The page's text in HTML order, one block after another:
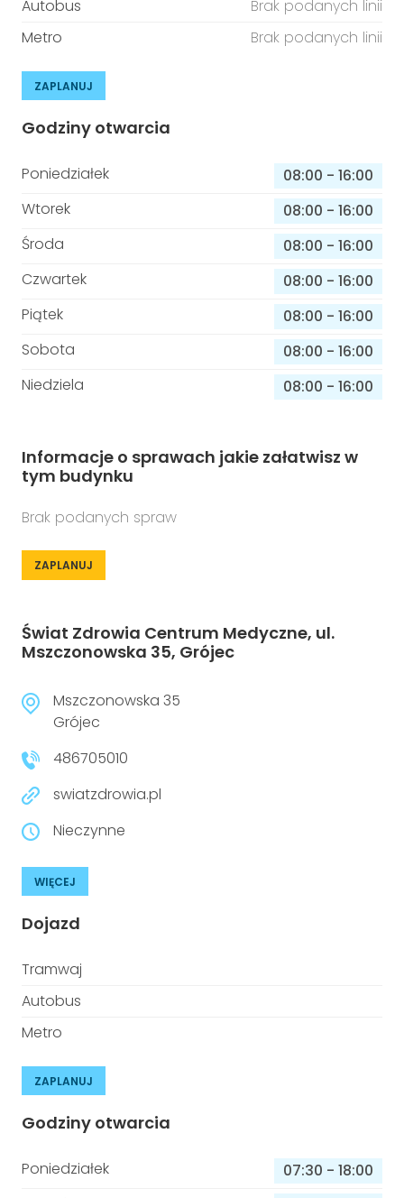
Autobus
Brak podanych linii
Metro
Brak podanych linii
ZAPLANUJ
Godziny otwarcia
Poniedziałek 08:00 - 16:00
Wtorek
08:00 - 16:00
Środa
08:00 - 16:00
Czwartek
08:00 - 16:00
Piątek
08:00 - 16:00
Sobota
08:00 - 16:00
Niedziela
08:00 - 16:00
Informacje o sprawach jakie załatwisz w
tym budynku
Brak podanych spraw
ZAPLANUJ
Świat Zdrowia Centrum Medyczne, ul.
Mszczonowska 35, Grójec
Mszczonowska 35
Grójec
486705010
swiatzdrowia.pl
Nieczynne
WIĘCEJ
Dojazd
Tramwaj
Autobus
Metro
ZAPLANUJ
Godziny otwarcia
Poniedziałek 07:30 - 18:00